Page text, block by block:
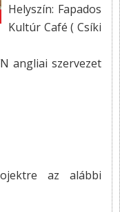
Helyszín: Fapados
Kultúr Café ( Csíki
angliai szervezet
az alábbi